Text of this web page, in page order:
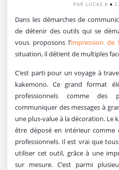
PAR LUCAS A
Dans les démarches de
de détenir des outils qui se
vous proposons l’impression de
situation, il détient de multiples
C’est parti pour un voyage à
kakemono. Ce grand format
professionnels comme
communiquer des messages à
une plus-value à la décoration.
être déposé en intérieur comme
professionnels. Il est vrai que
utiliser cet outil, grâce à une
sur mesure. C’est parmi